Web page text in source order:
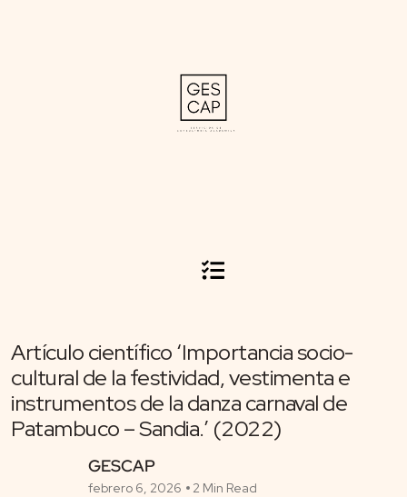
Artículo científico ‘Importancia socio-
cultural de la festividad, vestimenta e
instrumentos de la danza carnaval de
Patambuco – Sandia.’ (2022)
GESCAP
febrero 6, 2026 2 Min Read